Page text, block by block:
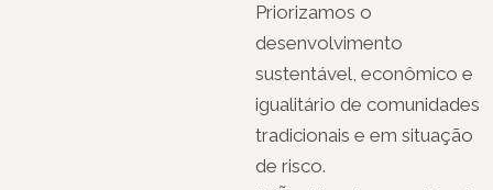
Priorizamos o
desenvolvimento
sustentável, econômico e
igualitário de comunidades
tradicionais e em situação
de risco.